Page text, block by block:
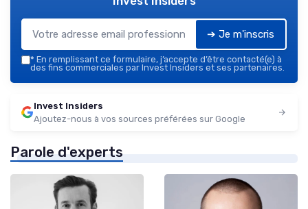
➔ Je m'inscris
* En remplissant ce formulaire, j’accepte d’être contacté(e) à
des fins commerciales par Invest Insiders et ses partenaires.
Invest Insiders
Ajoutez-nous à vos sources préférées sur Google
Parole d'experts